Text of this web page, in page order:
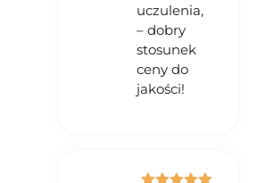
uczulenia,
– dobry
stosunek
ceny do
jakości!